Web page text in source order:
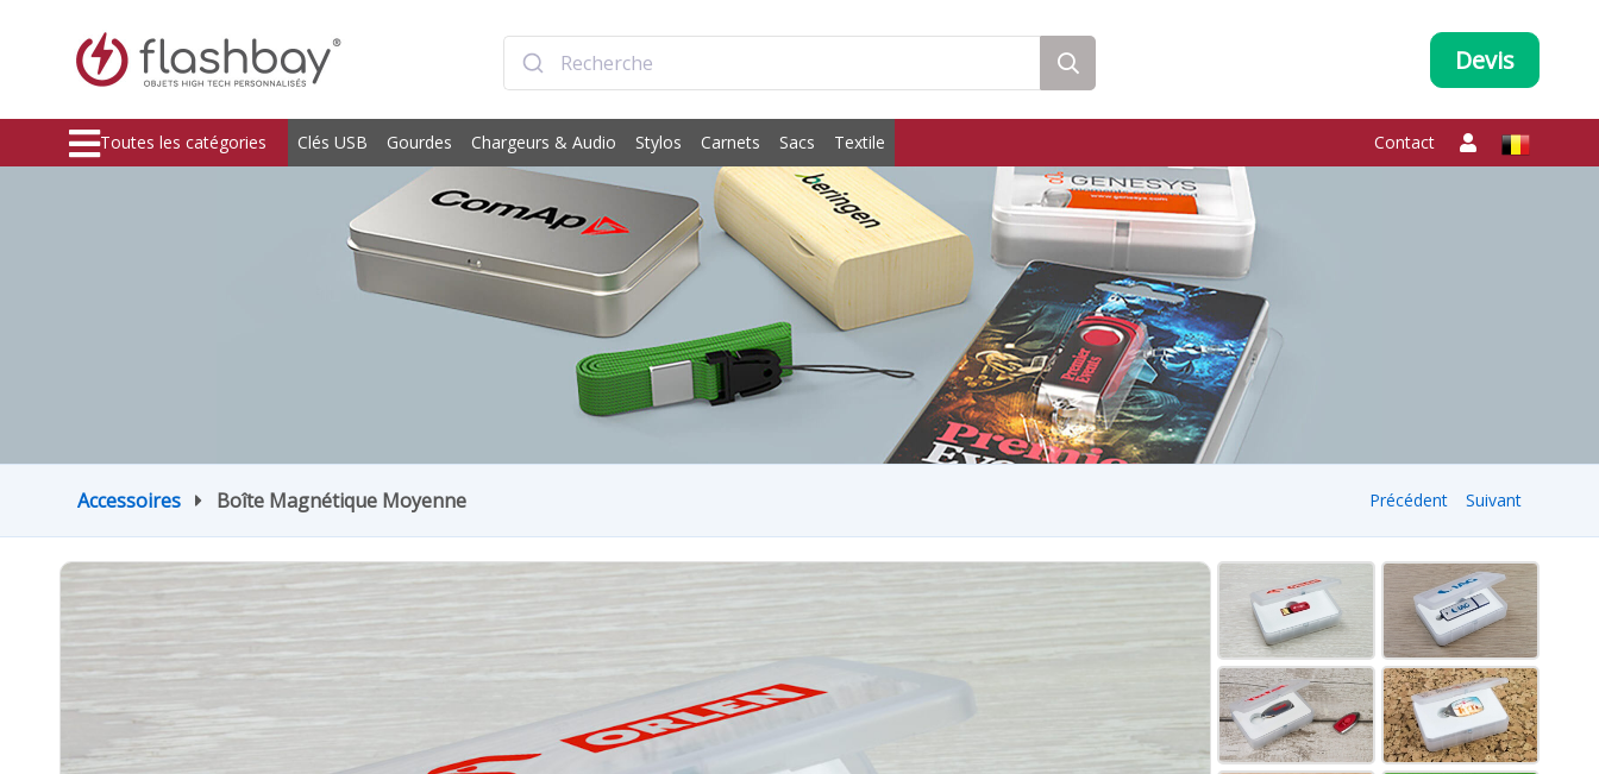
Devis
Toutes les catégories Clés USB Gourdes Chargeurs & Audio Stylos Carnets Sacs Textile Contact
Accessoires Boîte Magnétique Moyenne Suivant
Précédent